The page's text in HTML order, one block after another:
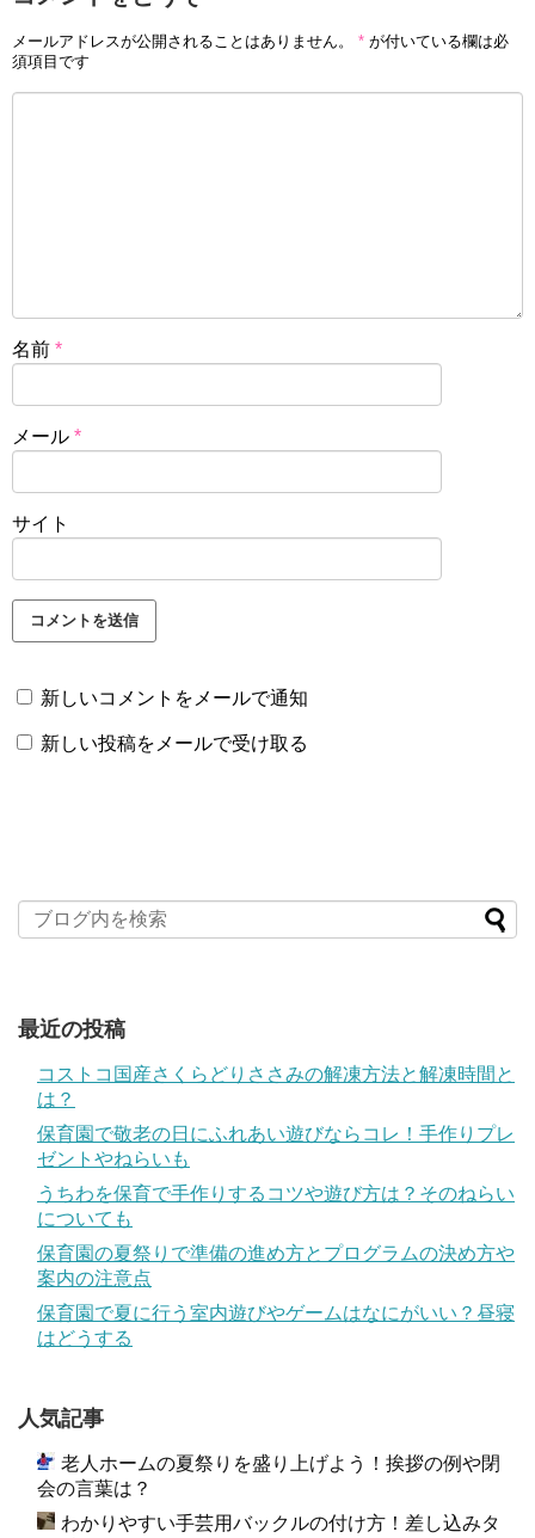
メールアドレスが公開されることはありません。 * が付いている欄は必
須項目です
名前 *
メール *
サイト
新しいコメントをメールで通知
新しい投稿をメールで受け取る
最近の投稿
コストコ国産さくらどりささみの解凍方法と解凍時間と
は？
保育園で敬老の日にふれあい遊びならコレ！手作りプレ
ゼントやねらいも
うちわを保育で手作りするコツや遊び方は？そのねらい
についても
保育園の夏祭りで準備の進め方とプログラムの決め方や
案内の注意点
保育園で夏に行う室内遊びやゲームはなにがいい？昼寝
はどうする
人気記事
老人ホームの夏祭りを盛り上げよう！挨拶の例や閉
会の言葉は？
わかりやすい手芸用バックルの付け方！差し込みタ